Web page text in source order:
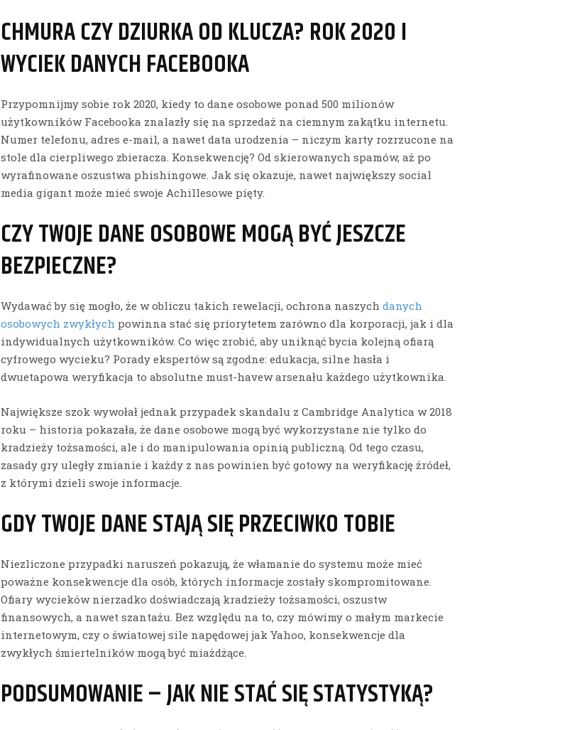
CHMURA CZY DZIURKA OD KLUCZA? ROK 2020 I
WYCIEK DANYCH FACEBOOKA
Przypomnijmy sobie rok 2020, kiedy to dane osobowe ponad 500 milionów
użytkowników Facebooka znalazły się na sprzedaż na ciemnym zakątku internetu.
Numer telefonu, adres e-mail, a nawet data urodzenia – niczym karty rozrzucone na
stole dla cierpliwego zbieracza. Konsekwencję? Od skierowanych spamów, aż po
wyrafinowane oszustwa phishingowe. Jak się okazuje, nawet największy social
media gigant może mieć swoje Achillesowe pięty.
CZY TWOJE DANE OSOBOWE MOGĄ BYĆ JESZCZE
BEZPIECZNE?
Wydawać by się mogło, że w obliczu takich rewelacji, ochrona naszychdanych
osobowych zwykłych powinna stać się priorytetem zarówno dla korporacji, jak i dla
indywidualnych użytkowników. Co więc zrobić, aby uniknąć bycia kolejną ofiarą
cyfrowego wycieku? Porady ekspertów są zgodne: edukacja, silne hasła i
dwuetapowa weryfikacja to absolutne must-havew arsenału każdego użytkownika.
Największe szok wywołał jednak przypadek skandalu z Cambridge Analytica w 2018
roku – historia pokazała, że dane osobowe mogą być wykorzystane nie tylko do
kradzieży tożsamości, ale i do manipulowania opinią publiczną. Od tego czasu,
zasady gry uległy zmianie i każdy z nas powinien być gotowy na weryfikację źródeł,
z którymi dzieli swoje informacje.
GDY TWOJE DANE STAJĄ SIĘ PRZECIWKO TOBIE
Niezliczone przypadki naruszeń pokazują, że włamanie do systemu może mieć
poważne konsekwencje dla osób, których informacje zostały skompromitowane.
Ofiary wycieków nierzadko doświadczają kradzieży tożsamości, oszustw
finansowych, a nawet szantażu. Bez względu na to, czy mówimy o małym markecie
internetowym, czy o światowej sile napędowej jak Yahoo, konsekwencje dla
zwykłych śmiertelników mogą być miażdżące.
PODSUMOWANIE – JAK NIE STAĆ SIĘ STATYSTYKĄ?